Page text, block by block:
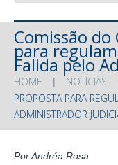
Comissão do
para
Falida pelo
HOME NOTÍCIAS
PROPOSTA PARA
ADMINISTRADOR
Por Andréa Rosa